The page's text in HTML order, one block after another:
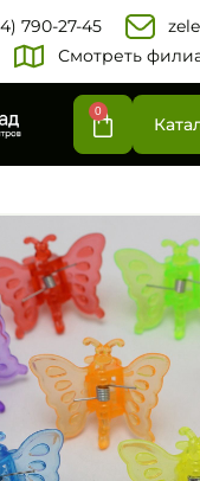
790-27-45‬
Смотреть
0